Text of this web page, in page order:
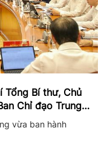
Tổng Bí thư, Chủ
Chỉ đạo Trung
vừa ban hành